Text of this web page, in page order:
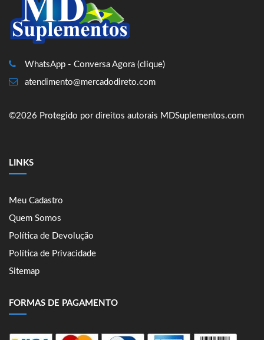
WhatsApp - Conversa Agora (clique)
atendimento@mercadodireto.com
©2026 Protegido por direitos autorais MDSuplementos.com
LINKS
Meu Cadastro
Quem Somos
Política de Devolução
Política de Privacidade
Sitemap
FORMAS DE PAGAMENTO